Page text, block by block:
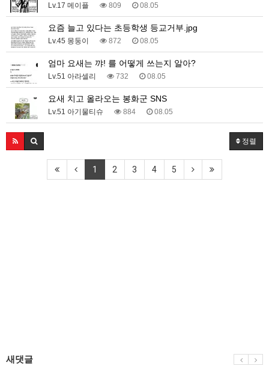
Lv.17 메이플 809 08.05
요즘 늘고 있다는 초등학생 등교거부.jpg
Lv.45 몽둥이 872 08.05
엄마 요새는 꺄! 를 어떻게 쓰는지 알아?
Lv.51 아라셀리 732 08.05
요새 치고 올라오는 봉화군 SNS
Lv.51 아기물티슈 884 08.05
정렬
1 2 3 4 5
새댓글